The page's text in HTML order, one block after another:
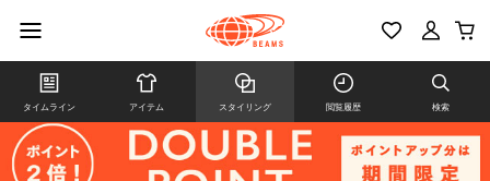
タイムライン アイテム スタイリング 閲覧履歴 検索